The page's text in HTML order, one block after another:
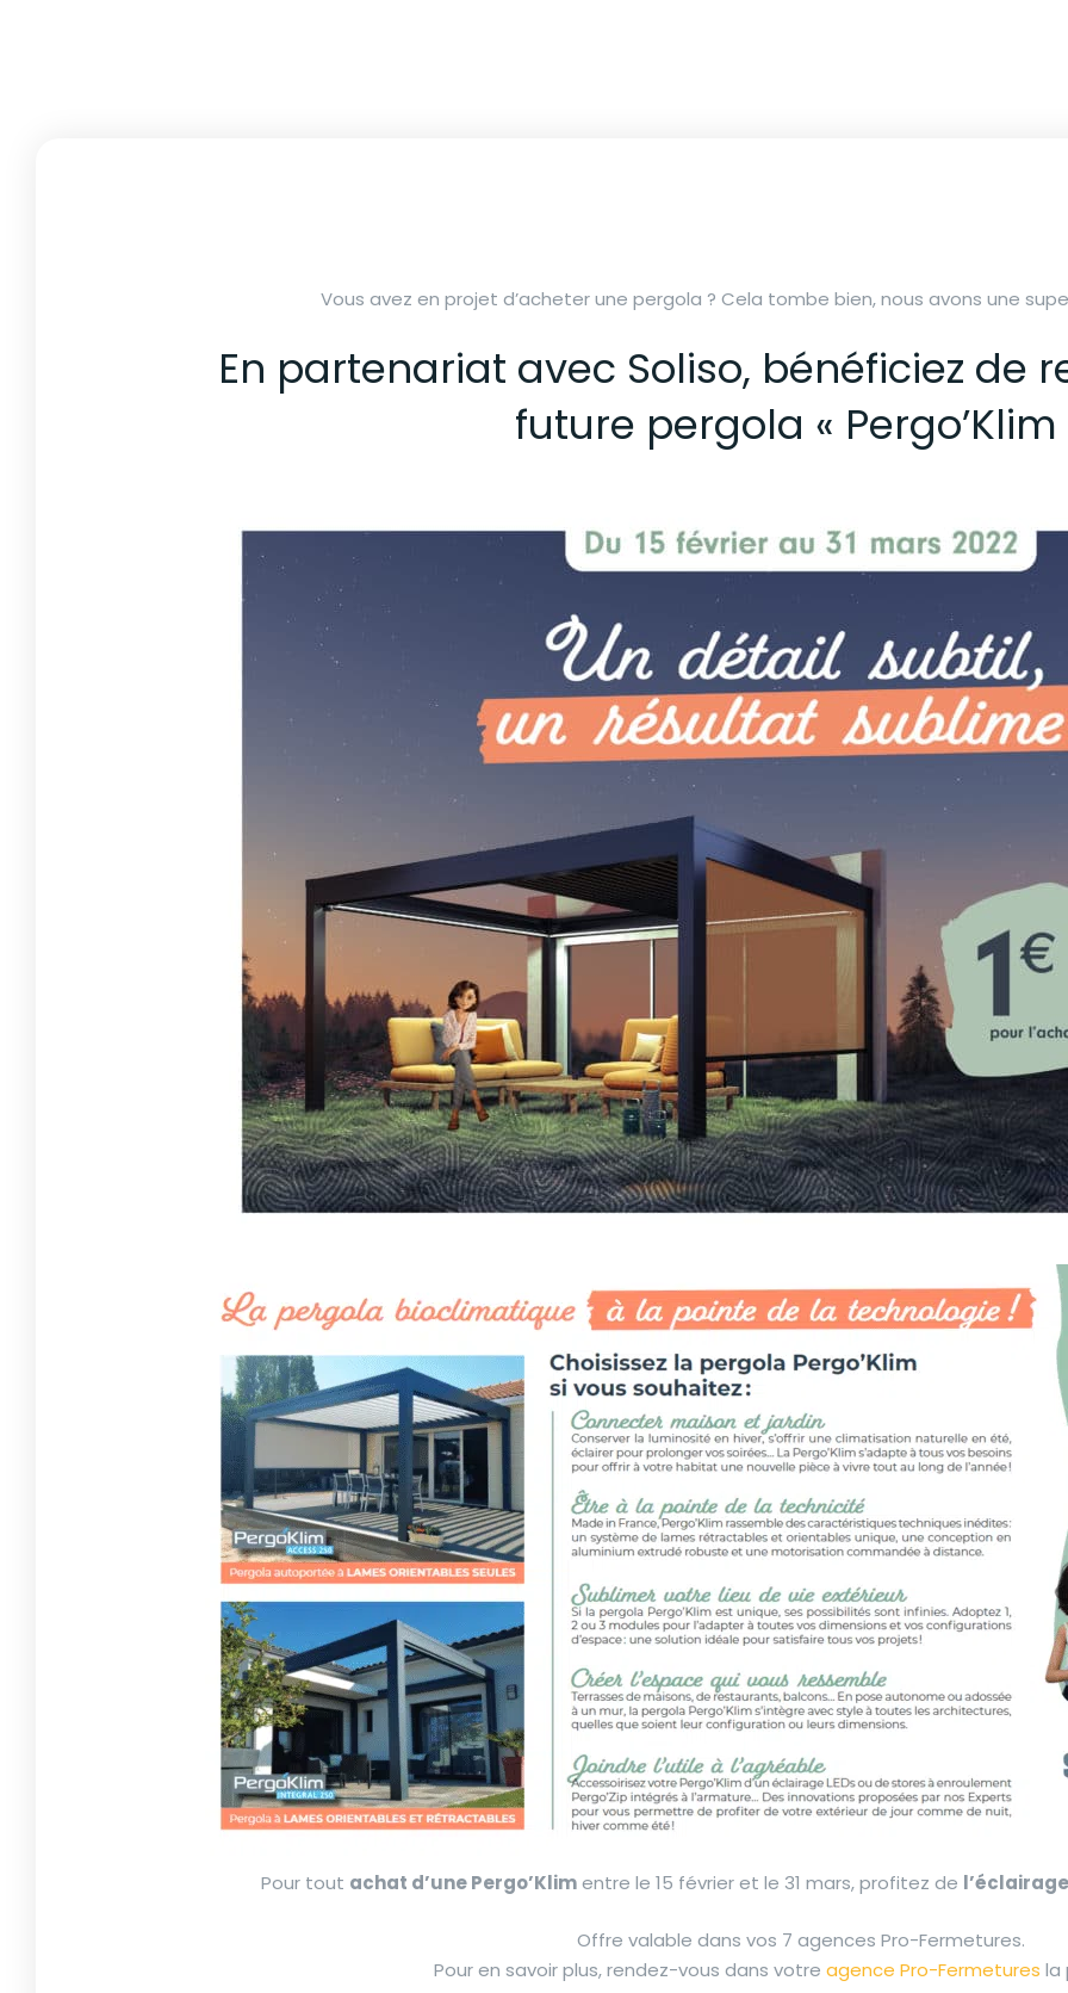
Vous avez en projet d’acheter une pergola ? Cela tombe bien, nous avons une
En partenariat avec Soliso, bénéficiez de
future pergola « Pergo’Klim
Pour tout achat d’une Pergo’Klimentre le 15 février et le 31 mars, profitez de
Offre valable dans vos 7 agences Pro-Fermetures.
Pour en savoir plus, rendez-vous dans votre agence Pro-Fermetures la